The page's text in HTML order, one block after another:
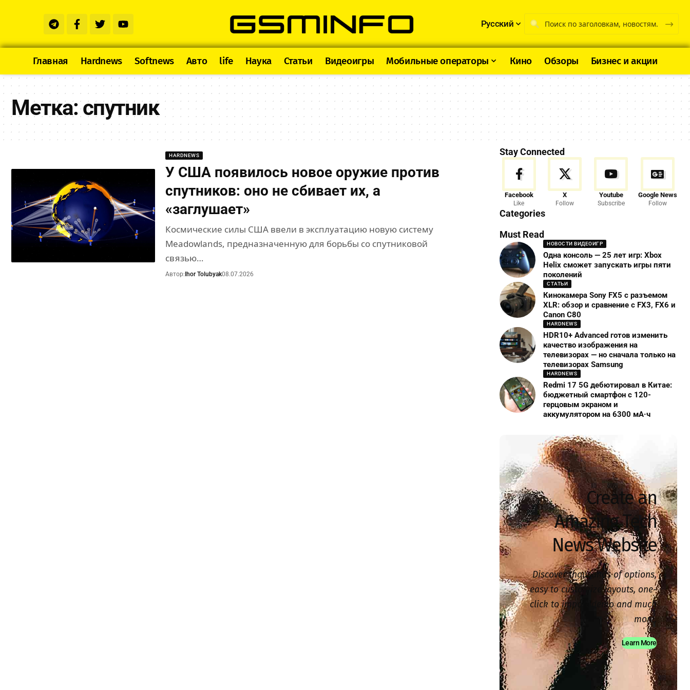
Русский
Главная Hardnews Softnews Авто life Наука Статьи Видеоигры Мобильные операторы Кино Обзоры Бизнес и акции
Метка:спутник
HARDNEWS
У США появилось новое оружие против
спутников: оно не сбивает их, а
«заглушает»
Космические силы США ввели в эксплуатацию новую систему
Meadowlands, предназначенную для борьбы со спутниковой
связью…
Автор: Ihor Tolubyak08.07.2026
Stay Connected
Facebook
Like
X
Follow
Youtube
Subscribe
Google News
Follow
Categories
Must Read
НОВОСТИ ВИДЕОИГР
Одна консоль — 25 лет игр: Xbox
Helix сможет запускать игры пяти
поколений
СТАТЬИ
Кинокамера Sony FX5 с разъемом
XLR: обзор и сравнение с FX3, FX6 и
Canon C80
HARDNEWS
HDR10+ Advanced готов изменить
качество изображения на
телевизорах — но сначала только на
телевизорах Samsung
HARDNEWS
Redmi 17 5G дебютировал в Китае:
бюджетный смартфон с 120-
герцовым экраном и
аккумулятором на 6300 мА·ч
Create an
Amazing Tech
News Website
Discover thousands of options,
easy to customize layouts, one-
click to import demo and much
more.
Learn More